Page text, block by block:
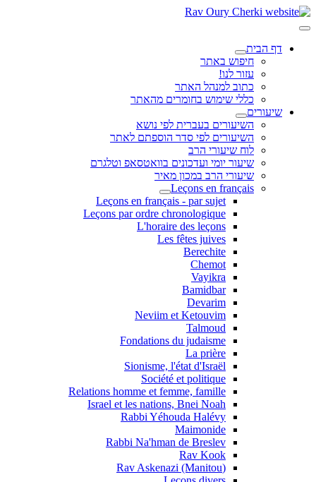
דף הבית
חיפוש באתר
עזור לנו!
כתוב למנהל האתר
כללי שימוש בחומרים מהאתר
שיעורים
השיעורים בעברית לפי נושא
השיעורים לפי סדר הוספתם לאתר
לוח שיעורי הרב
שיעור יומי ועדכונים בוואטסאפ וטלגרם
שיעורי הרב במכון מאיר
Leçons en français
Leçons en français - par sujet
Leçons par ordre chronologique
L'horaire des leçons
Les fêtes juives
Berechite
Chemot
Vayikra
Bamidbar
Devarim
Neviim et Ketouvim
Talmoud
Fondations du judaisme
La prière
Sionisme, l'état d'Israël
Société et politique
Relations homme et femme, famille
Israel et les nations, Bnei Noah
Rabbi Yéhouda Halévy
Maimonide
Rabbi Na'hman de Breslev
Rav Kook
(Rav Askenazi (Manitou